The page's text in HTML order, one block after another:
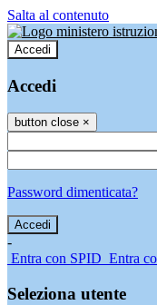
Salta al contenuto
Accedi
Accedi
button close ×
Password dimenticata?
-
Entra con SPID Entra
Seleziona utente